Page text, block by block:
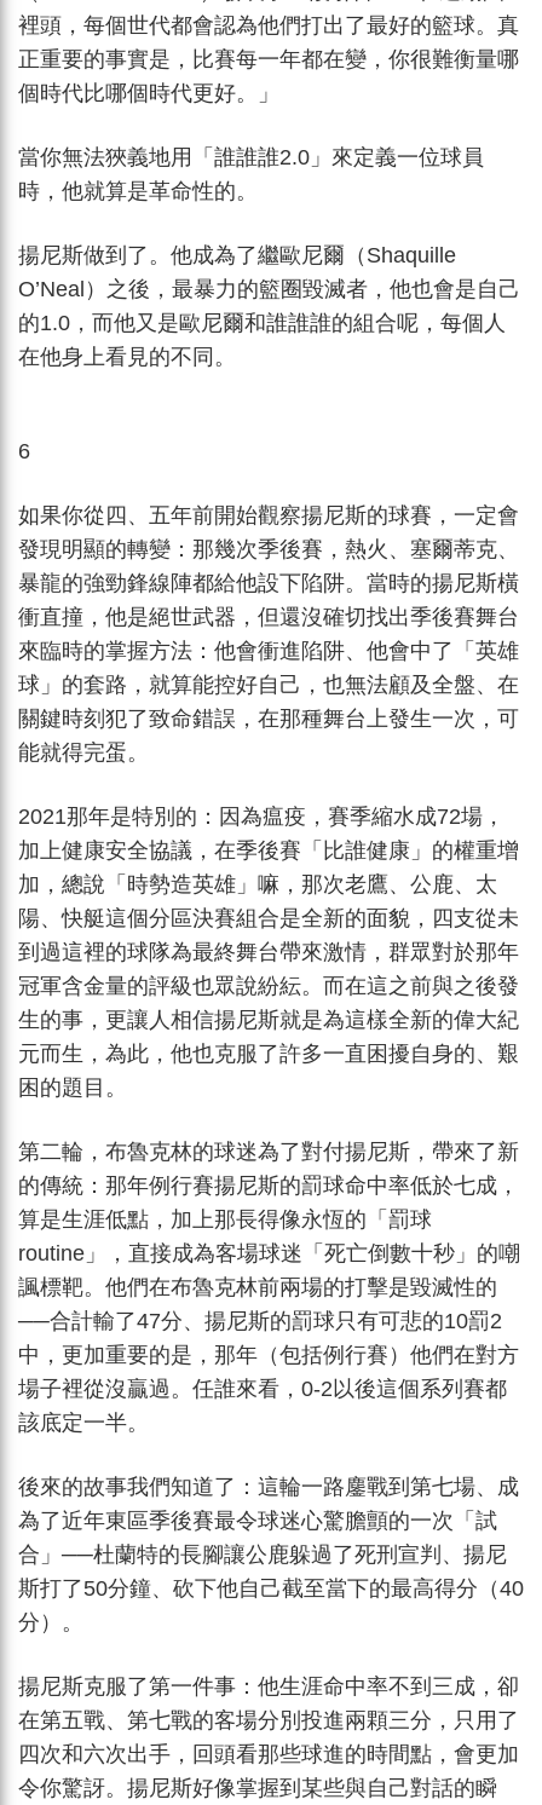
裡頭，每個世代都會認為他們打出了最好的籃球。真
正重要的事實是，比賽每一年都在變，你很難衡量哪
個時代比哪個時代更好。」
當你無法狹義地用「誰誰誰2.0」來定義一位球員
時，他就算是革命性的。
揚尼斯做到了。他成為了繼歐尼爾（Shaquille
O’Neal）之後，最暴力的籃圈毀滅者，他也會是自己
的1.0，而他又是歐尼爾和誰誰誰的組合呢，每個人
在他身上看見的不同。
6
如果你從四、五年前開始觀察揚尼斯的球賽，一定會
發現明顯的轉變：那幾次季後賽，熱火、塞爾蒂克、
暴龍的強勁鋒線陣都給他設下陷阱。當時的揚尼斯橫
衝直撞，他是絕世武器，但還沒確切找出季後賽舞台
來臨時的掌握方法：他會衝進陷阱、他會中了「英雄
球」的套路，就算能控好自己，也無法顧及全盤、在
關鍵時刻犯了致命錯誤，在那種舞台上發生一次，可
能就得完蛋。
2021那年是特別的：因為瘟疫，賽季縮水成72場，
加上健康安全協議，在季後賽「比誰健康」的權重增
加，總說「時勢造英雄」嘛，那次老鷹、公鹿、太
陽、快艇這個分區決賽組合是全新的面貌，四支從未
到過這裡的球隊為最終舞台帶來激情，群眾對於那年
冠軍含金量的評級也眾說紛紜。而在這之前與之後發
生的事，更讓人相信揚尼斯就是為這樣全新的偉大紀
元而生，為此，他也克服了許多一直困擾自身的、艱
困的題目。
第二輪，布魯克林的球迷為了對付揚尼斯，帶來了新
的傳統：那年例行賽揚尼斯的罰球命中率低於七成，
算是生涯低點，加上那長得像永恆的「罰球
routine」，直接成為客場球迷「死亡倒數十秒」的嘲
諷標靶。他們在布魯克林前兩場的打擊是毀滅性的
──合計輸了47分、揚尼斯的罰球只有可悲的10罰2
中，更加重要的是，那年（包括例行賽）他們在對方
場子裡從沒贏過。任誰來看，0-2以後這個系列賽都
該底定一半。
後來的故事我們知道了：這輪一路鏖戰到第七場、成
為了近年東區季後賽最令球迷心驚膽顫的一次「試
合」──杜蘭特的長腳讓公鹿躲過了死刑宣判、揚尼
斯打了50分鐘、砍下他自己截至當下的最高得分（40
分）。
揚尼斯克服了第一件事：他生涯命中率不到三成，卻
在第五戰、第七戰的客場分別投進兩顆三分，只用了
四次和六次出手，回頭看那些球進的時間點，會更加
令你驚訝。揚尼斯好像掌握到某些與自己對話的瞬